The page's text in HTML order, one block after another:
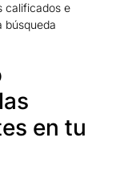
calificados e
búsqueda
en tu